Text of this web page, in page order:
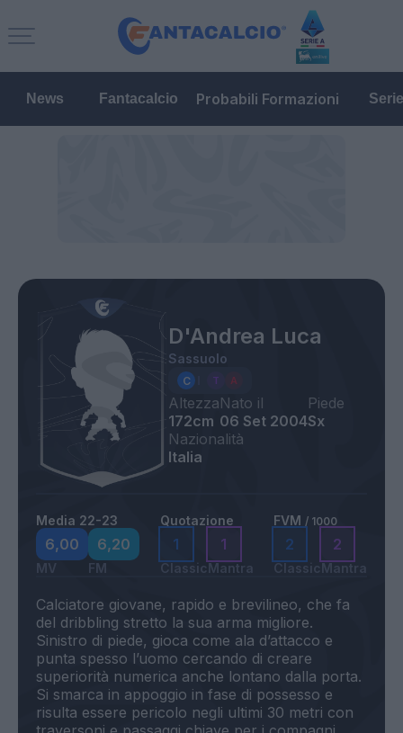
News Fantacalcio Probabili Formazioni
D'Andrea Luca
Sassuolo
Altezza
172cm
Nato il
06 Set 2004
Piede
Sx
Nazionalità
Italia
Media 22-23
6,00
MV
6,20
FM
Quotazione
1
Classic
1
Mantra
FVM / 1000
2
Classic
2
Mantra
Calciatore giovane, rapido e brevilineo, che fa
del dribbling stretto la sua arma migliore.
Sinistro di piede, gioca come ala d’attacco e
punta spesso l’uomo cercando di creare
superiorità numerica anche lontano dalla porta.
Si smarca in appoggio in fase di possesso e
risulta essere pericolo negli ultimi 30 metri con